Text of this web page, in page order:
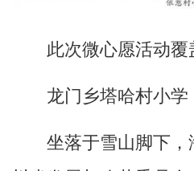
此次微心愿活动覆
龙门乡塔哈村小学
坐落于雪山脚下，